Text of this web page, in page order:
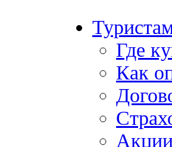
Где
Как